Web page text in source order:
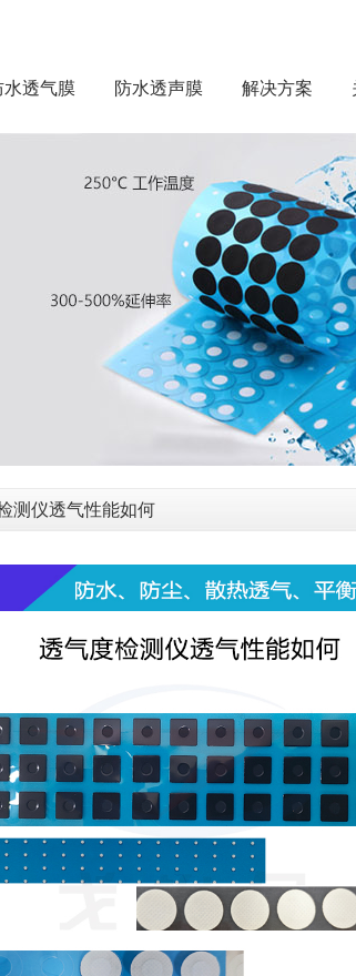
水透气膜 防水透声膜 解决方案
测仪透气性能如何